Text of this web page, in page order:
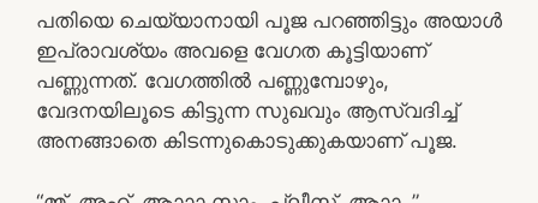
പതിയെ ചെയ്യാനായി പൂജ പറഞ്ഞിട്ടും അയാൾ
ഇപ്രാവശ്യം അവളെ വേഗത കൂട്ടിയാണ്
പണ്ണുന്നത്. വേഗത്തിൽ പണ്ണുമ്പോഴും,
വേദനയിലൂടെ കിട്ടുന്ന സുഖവും ആസ്വദിച്ച്
അനങ്ങാതെ കിടന്നുകൊടുക്കുകയാണ് പൂജ.